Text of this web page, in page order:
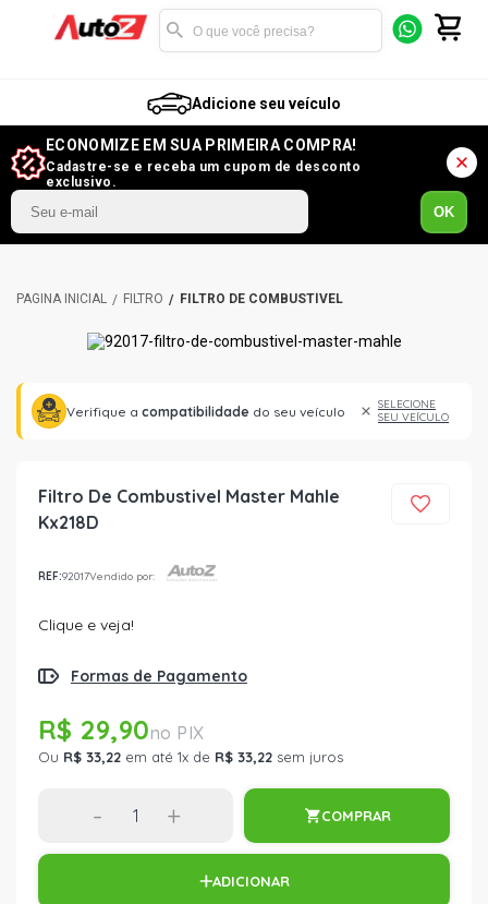
Adicione seu veículo
ECONOMIZE EM SUA PRIMEIRA COMPRA!
Cadastre-se e receba um cupom de desconto
exclusivo.
OK
FILTRO FILTRO DE COMBUSTÍVEL
Verifique a compatibilidade do seu veículo
SELECIONE
SEU VEÍCULO
Filtro De Combustivel Master Mahle
Kx218D
REF:92017Vendido por:
Clique e veja!
Formas de Pagamento
R$ 29,90
Ou R$ 33,22 em até 1x de R$ 33,22 sem juros
- + COMPRAR
ADICIONAR